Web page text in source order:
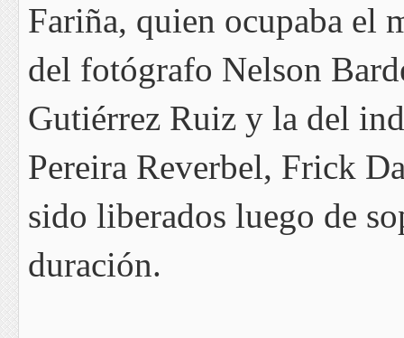
Fariña, quien ocupaba el
del fotógrafo Nelson
Gutiérrez Ruiz y la del
Pereira Reverbel, Frick
sido liberados luego de
duración.